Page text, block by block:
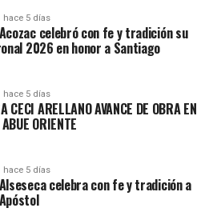
hace 5 días
celebró con fe y tradición su
2026 en honor a Santiago
hace 5 días
CECI ARELLANO AVANCE DE OBRA EN
ORIENTE
hace 5 días
celebra con fe y tradición a